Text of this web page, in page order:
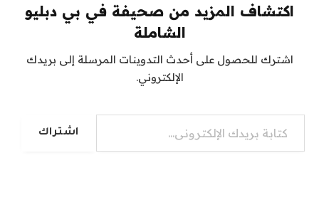
اكتشاف المزيد من صحيفة في بي دبليو
الشاملة
اشترك للحصول على أحدث التدوينات المرسلة إلى بريدك
الإلكتروني.
كتابة بريدك الإلكتروني...
اشتراك